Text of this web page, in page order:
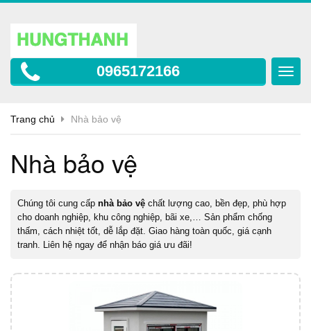
0965172166
Trang chủ Nhà bảo vệ
Nhà bảo vệ
Chúng tôi cung cấp nhà bảo vệ chất lượng cao, bền đẹp, phù hợp
cho doanh nghiệp, khu công nghiệp, bãi xe,… Sản phẩm chống
thấm, cách nhiệt tốt, dễ lắp đặt. Giao hàng toàn quốc, giá cạnh
tranh. Liên hệ ngay để nhận báo giá ưu đãi!